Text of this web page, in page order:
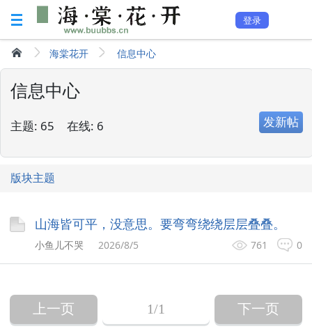
登录
海棠花开 信息中心
信息中心
主题: 65 在线: 6 发新帖
版块主题
山海皆可平，没意思。要弯弯绕绕层层叠叠。
0
761
小鱼儿不哭 2026/8/5
上一页 1/1 下一页